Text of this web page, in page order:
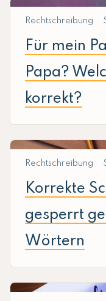
Rechtschreibung
Für mein
Papa?
korrekt?
Rechtschreibung
Korrekte
gesperrt
Wörtern